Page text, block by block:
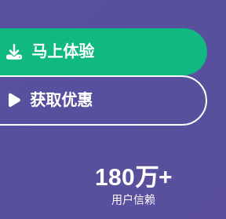
马上体验
获取优惠
180万+
用户信赖